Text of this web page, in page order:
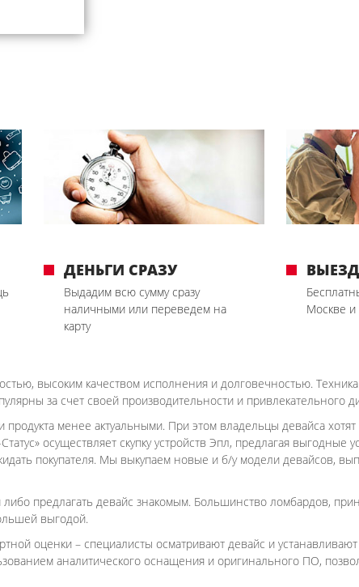
ДЕНЬГИ СРАЗУ
Выдадим всю сумму сразу
наличными или переведем на
карту
Москве и
высоким качеством исполнения и долговечностью.
за счет своей производительности и привлекательного
менее актуальными. При этом владельцы девайса
осуществляет скупку устройств Эпл, предлагая выгодные
покупателя. Мы выкупаем новые и б/у модели девайсов,
предлагать девайс знакомым. Большинство ломбардов,
выгодой.
оценки – специалисты осматривают девайс и
аналитического оснащения и оригинального ПО,